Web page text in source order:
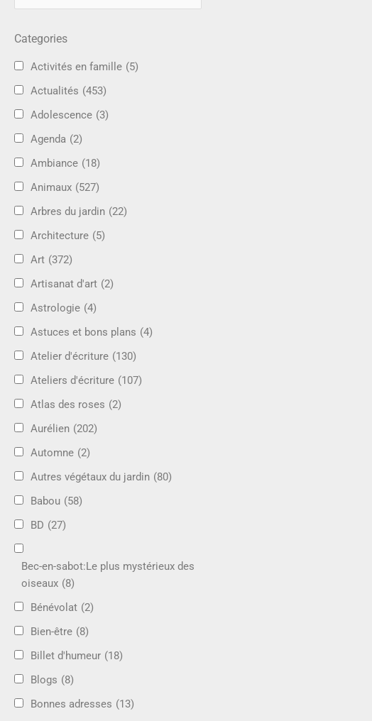
Categories
Activités en famille (5)
Actualités (453)
Adolescence (3)
Agenda (2)
Ambiance (18)
Animaux (527)
Arbres du jardin (22)
Architecture (5)
Art (372)
Artisanat d'art (2)
Astrologie (4)
Astuces et bons plans (4)
Atelier d'écriture (130)
Ateliers d'écriture (107)
Atlas des roses (2)
Aurélien (202)
Automne (2)
Autres végétaux du jardin (80)
Babou (58)
BD (27)
Bec-en-sabot:Le plus mystérieux des
oiseaux (8)
Bénévolat (2)
Bien-être (8)
Billet d'humeur (18)
Blogs (8)
Bonnes adresses (13)